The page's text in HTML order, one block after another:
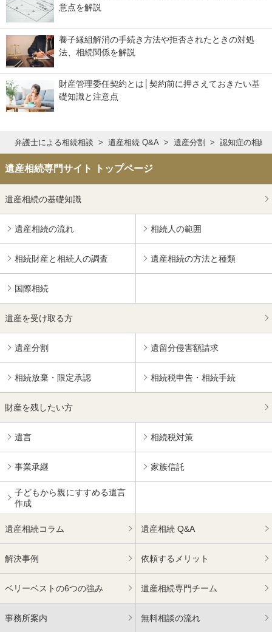
意点を解説
養子縁組解消の手続き方法や拒否されたときの対処
法、相続関係を解説
財産管理委任契約とは│契約前に押さえておきたい基
礎知識と注意点
弁護士による相続相談 遺産相続 Q&A 遺産分割 認知症の相続
遺産相続専門サイト トップページ
遺産相続の基礎知識
遺産相続の流れ 相続人の範囲
相続財産と相続人の調査 遺産相続の方法と種類
国際相続
遺産を受け取る方
遺産分割 遺留分侵害額請求
相続放棄・限定承認 相続税申告・相続手続
財産を残したい方
遺言 相続税対策
事業承継 家族信託
子どもから親にすすめる遺言
作成
遺産相続コラム 遺産相続 Q&A
解決事例 依頼するメリット
ベリーベストの6つの強み 遺産相続専門チーム
事務所案内 無料相談の流れ